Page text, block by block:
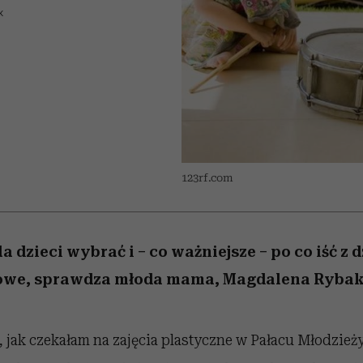
123rf.com
dzieci wybrać i – co ważniejsze – po co iść z
sprawdza młoda mama, Magdalena
czekałam na zajęcia plastyczne w Pałacu